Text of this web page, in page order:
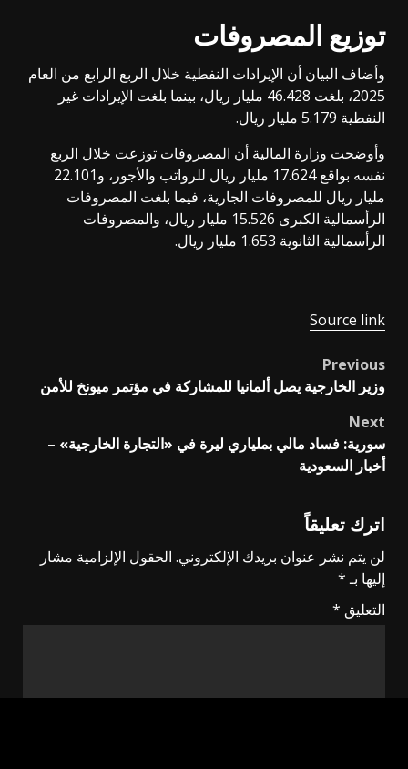
توزيع المصروفات
وأضاف البيان أن الإيرادات النفطية خلال الربع الرابع من العام
2025، بلغت 46.428 مليار ريال، بينما بلغت الإيرادات غير
النفطية 5.179 مليار ريال.
وأوضحت وزارة المالية أن المصروفات توزعت خلال الربع
نفسه بواقع 17.624 مليار ريال للرواتب والأجور، و22.101
مليار ريال للمصروفات الجارية، فيما بلغت المصروفات
الرأسمالية الكبرى 15.526 مليار ريال، والمصروفات
الرأسمالية الثانوية 1.653 مليار ريال.
Source link
Post
navigation
Previous
وزير الخارجية يصل ألمانيا للمشاركة في مؤتمر ميونخ للأمن
Next
سورية: فساد مالي بملياري ليرة في «التجارة الخارجية» –
أخبار السعودية
اترك تعليقاً
لن يتم نشر عنوان بريدك الإلكتروني. الحقول الإلزامية مشار
إليها بـ*
التعليق *